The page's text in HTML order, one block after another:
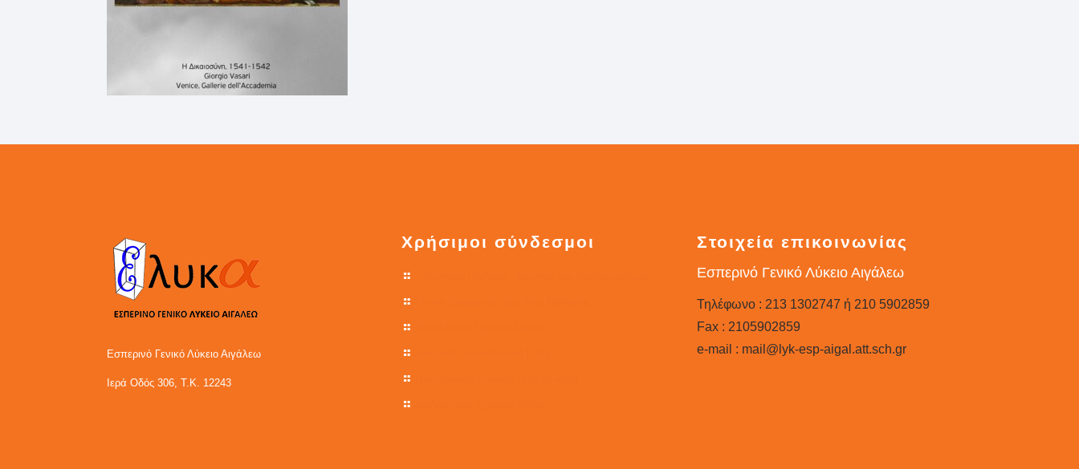
Εσπερινό Γενικό Λύκειο Αιγάλεω
Ιερά Οδός 306, Τ.Κ. 12243
Χρήσιμοι σύνδεσμοι Στοιχεία επικοινωνίας
Εσπερινό Γενικό Λύκειο Αιγάλεω
Τηλέφωνο : 213 1302747 ή 210 5902859
Fax : 2105902859
e-mail : mail@lyk-esp-aigal.att.sch.gr